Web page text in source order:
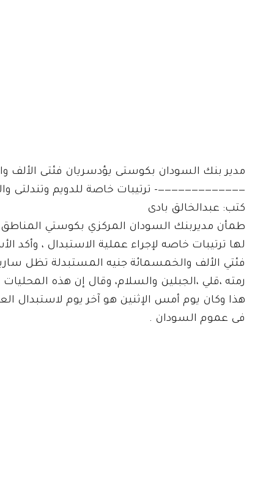
مدير بنك السودان بكوستى يؤدسريان فئتى الألف
—————————————- ترتيبات خاصة للدويم وتندلتى
كتب: عبدالخالق بادى
طمأن مديربنك السودان المركزي بكوستي
لها ترتيبات خاصه لإجراء عملية الاستبدال ، وأكد
فئتي الألف والخمسمائة جنيه المستبدلة تظل
رمته ،قلي ،الجبلين والسلام، وقال إن هذه
هذا وكان يوم أمس الإثنين هو آخر يوم لاستبدال
فى عموم السودان .